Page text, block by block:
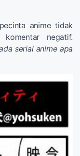
anime tidak
negatif.
serial anime apa